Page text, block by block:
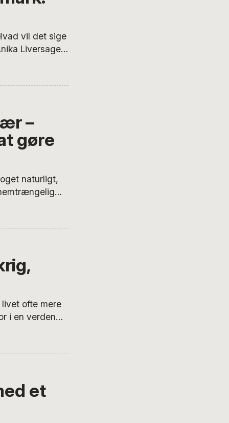
vil det sige
Liversage
kamp
Statistik
–
gøre
naturligt,
selv de mest
bruge det på
ofte mere
i en verden
al Zoubi.
et